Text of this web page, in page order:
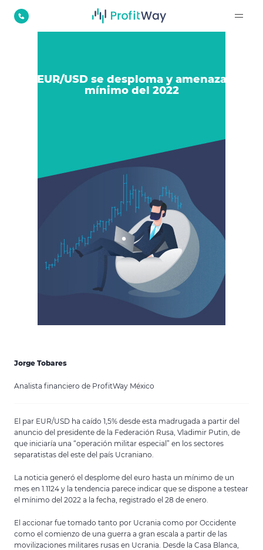
EUR/USD se desploma y amenaza
mínimo del 2022
Jorge Tobares
Analista financiero de ProfitWay México
El par EUR/USD ha caído 1,5% desde esta madrugada a partir del
anuncio del presidente de la Federación Rusa, Vladimir Putin, de
que iniciaría una “operación militar especial” en los sectores
separatistas del este del país Ucraniano.
La noticia generó el desplome del euro hasta un mínimo de un
mes en 1.1124 y la tendencia parece indicar que se dispone a testear
el mínimo del 2022 a la fecha, registrado el 28 de enero.
El accionar fue tomado tanto por Ucrania como por Occidente
como el comienzo de una guerra a gran escala a partir de las
movilizaciones militares rusas en Ucrania. Desde la Casa Blanca,